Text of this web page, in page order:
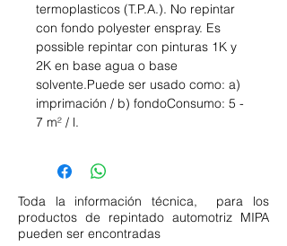
termoplasticos (T.P.A.). No repintar
con fondo polyester enspray. Es
possible repintar con pinturas 1K y
2K en base agua o base
solvente.Puede ser usado como: a)
imprimación / b) fondoConsumo: 5 -
7 m² / l.
Toda la información técnica, para los
productos de repintado automotriz MIPA
pueden ser encontradas